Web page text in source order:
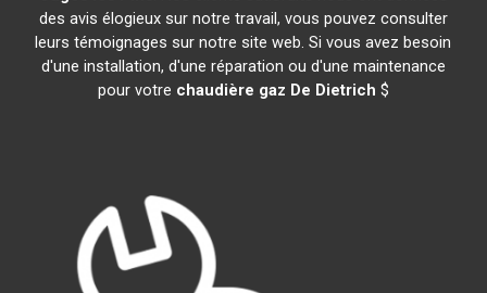
des avis élogieux sur notre travail, vous pouvez consulter
leurs témoignages sur notre site web. Si vous avez besoin
d'une installation, d'une réparation ou d'une maintenance
pour votre chaudière gaz De Dietrich $